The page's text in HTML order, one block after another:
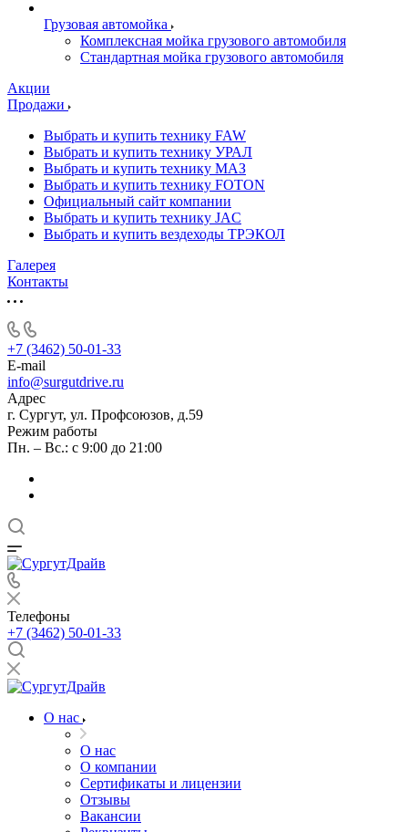
Грузовая автомойка
Комплексная мойка грузового автомобиля
Стандартная мойка грузового автомобиля
Акции
Продажи
Выбрать и купить технику FAW
Выбрать и купить технику УРАЛ
Выбрать и купить технику МАЗ
Выбрать и купить технику FOTON
Официальный сайт компании
Выбрать и купить технику JAC
Выбрать и купить вездеходы ТРЭКОЛ
Галерея
Контакты
+7 (3462) 50-01-33
E-mail
info@surgutdrive.ru
Адрес
г. Сургут, ул. Профсоюзов, д.59
Режим работы
Пн. – Вс.: с 9:00 до 21:00
Телефоны
+7 (3462) 50-01-33
О нас
О нас
О компании
Сертификаты и лицензии
Отзывы
Вакансии